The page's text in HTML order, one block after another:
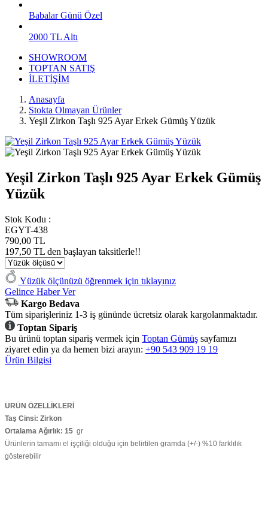
Babalar Günü Özel
2000 TL Altı
SHOWROOM
TOPTAN SATIŞ
İLETİŞİM
Anasayfa
Stokta Olmayan Ürünler
Yeşil Zirkon Taşlı 925 Ayar Erkek Gümüş Yüzük
Yeşil Zirkon Taşlı 925 Ayar Erkek Gümüş
Yüzük
Stok Kodu :
EGYT-438
790,00 TL
197,50 TL den başlayan taksitlerle!!
Yüzük ölçünüzü öğrenmek için tıklayınız
Gelince Haber Ver
Kargo Bedava
Tüm siparişleriniz 1-3 iş gününde ücretsiz olarak kargolanmaktadır.
Toptan Sipariş
Bu ürünü toptan sipariş vermek için Toptan Gümüş sayfamızı
ziyaret edin ya da hemen bizi arayın: +90 543 909 19 19
Ürün Bilgisi
ÜRÜN ÖZELLİKLERİ
Taş Cinsi: Zirkon
Ortalama Ağırlık: 15 gr
Ürünlerin tamamı el işçiliği olduğu için belirtilen gramda (+/-) %10 farklılık
gösterebilir